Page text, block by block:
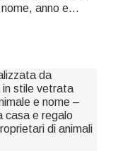
anno e
per